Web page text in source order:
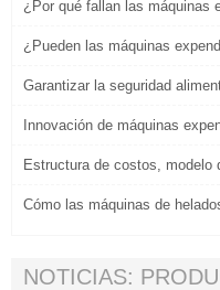
¿Por qué fallan las máquinas
¿Pueden las máquinas
Garantizar la seguridad
Innovación de máquinas
Estructura de costos, modelo
nte automáticas.
Cómo las máquinas de
NOTICIAS: